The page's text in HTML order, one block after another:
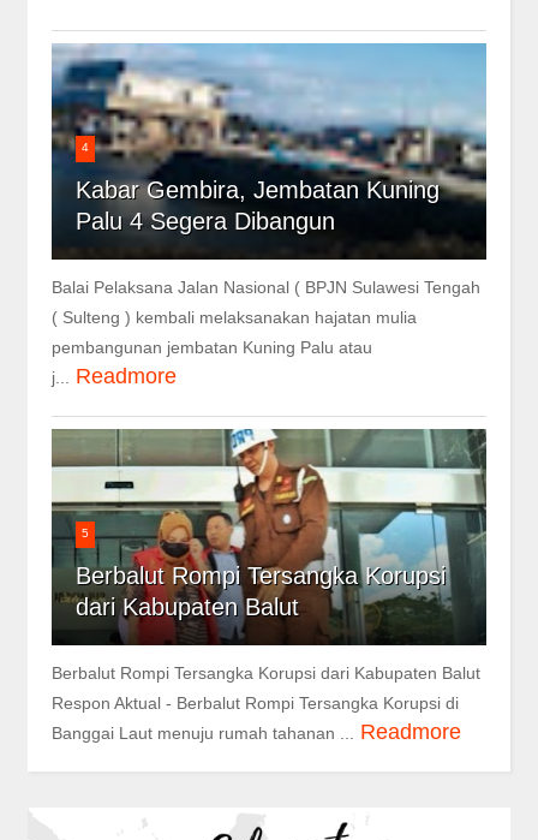
4
Kabar Gembira, Jembatan Kuning
Palu 4 Segera Dibangun
Balai Pelaksana Jalan Nasional ( BPJN Sulawesi Tengah
( Sulteng ) kembali melaksanakan hajatan mulia
pembangunan jembatan Kuning Palu atau
j...
Readmore
5
Berbalut Rompi Tersangka Korupsi
dari Kabupaten Balut
Berbalut Rompi Tersangka Korupsi dari Kabupaten Balut
Respon Aktual - Berbalut Rompi Tersangka Korupsi di
Banggai Laut menuju rumah tahanan ...
Readmore